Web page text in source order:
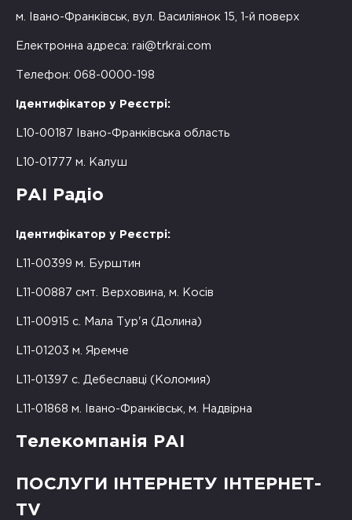
м. Івано-Франківськ, вул. Василіянок 15, 1-й поверх
Електронна адреса: rai@trkrai.com
Телефон: 068-0000-198
Ідентифікатор у Реєстрі:
L10-00187 Івано-Франківська область
L10-01777 м. Калуш
РАІ Радіо
Ідентифікатор у Реєстрі:
L11-00399 м. Бурштин
L11-00887 смт. Верховина, м. Косів
L11-00915 с. Мала Тур'я (Долина)
L11-01203 м. Яремче
L11-01397 с. Дебеславці (Коломия)
L11-01868 м. Івано-Франківськ, м. Надвірна
Телекомпанія РАІ
ПОСЛУГИ ІНТЕРНЕТУ ІНТЕРНЕТ-
TV